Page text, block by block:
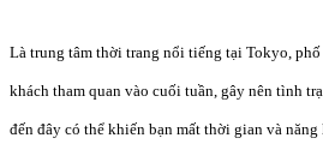
Là trung tâm thời trang nổi tiếng tại Tokyo,
khách tham quan vào cuối tuần, gây nên tình
đến đây có thể khiến bạn mất thời gian và